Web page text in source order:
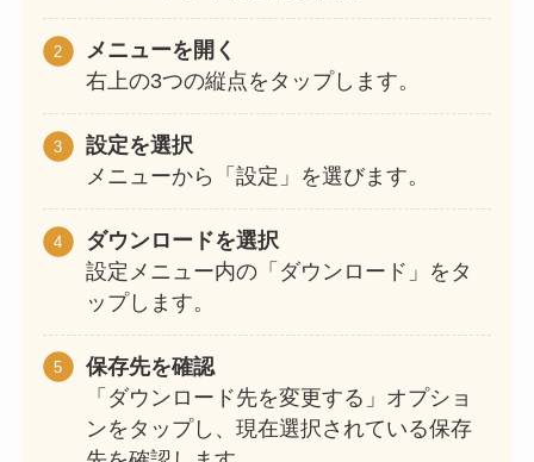
メニューを開く
右上の3つの縦点をタップします。
設定を選択
メニューから「設定」を選びます。
ダウンロードを選択
設定メニュー内の「ダウンロード」をタ
ップします。
保存先を確認
「ダウンロード先を変更する」オプショ
ンをタップし、現在選択されている保存